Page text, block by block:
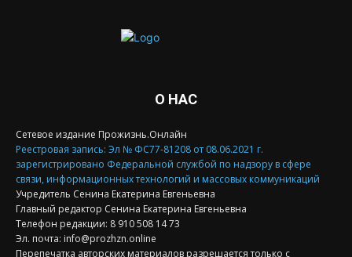
О НАС
Сетевое издание Прожизнь.Онлайн
Реестровая запись: Эл № ФС77-81208 от 08.06.2021 г.
зарегистрировано Федеральной службой по надзору в сфере
связи, информационных технологий и массовых коммуникаций
Учредитель Сенина Екатерина Евгеньевна
Главный редактор Сенина Екатерина Евгеньевна
Телефон редакции: 8 910 508 14 73
Эл. почта: info@prozhzn.online
Перепечатка авторских материалов разрешается только с